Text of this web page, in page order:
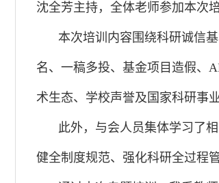
沈全芳主持，全体老师参加本次培
本次培训内容围绕科研诚信
名、一稿多投、基金项目造假、
术生态、学校声誉及国家科研事
此外，与会人员集体学习了
健全制度规范、强化科研全过程